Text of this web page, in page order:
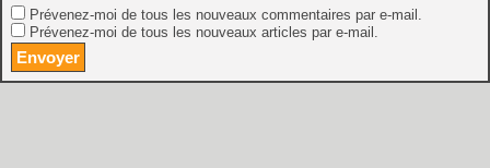
Prévenez-moi de tous les nouveaux commentaires par e-mail.
Prévenez-moi de tous les nouveaux articles par e-mail.